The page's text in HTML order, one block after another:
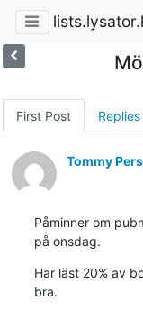
First Post Replies
Tommy
Påminner om
på onsdag.
Har läst 20% av
bra.